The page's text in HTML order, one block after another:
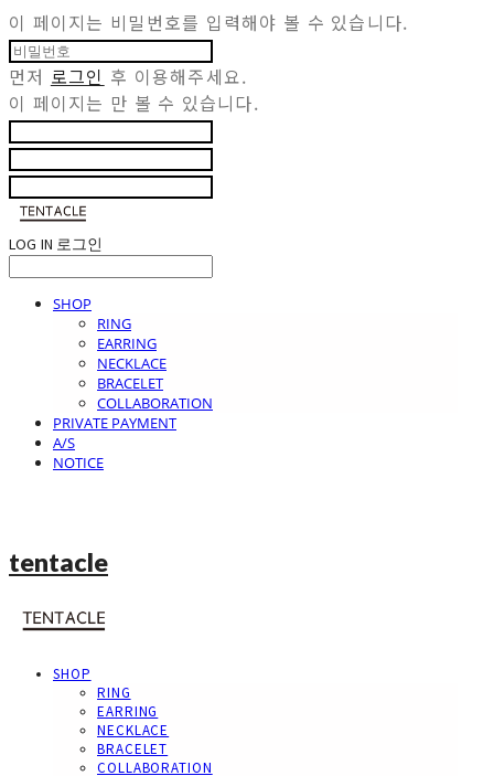
이 페이지는 비밀번호를 입력해야 볼 수 있습니다.
먼저 로그인 후 이용해주세요.
이 페이지는 만 볼 수 있습니다.
LOG IN 로그인
SHOP
RING
EARRING
NECKLACE
BRACELET
COLLABORATION
PRIVATE PAYMENT
A/S
NOTICE
tentacle
SHOP
RING
EARRING
NECKLACE
BRACELET
COLLABORATION